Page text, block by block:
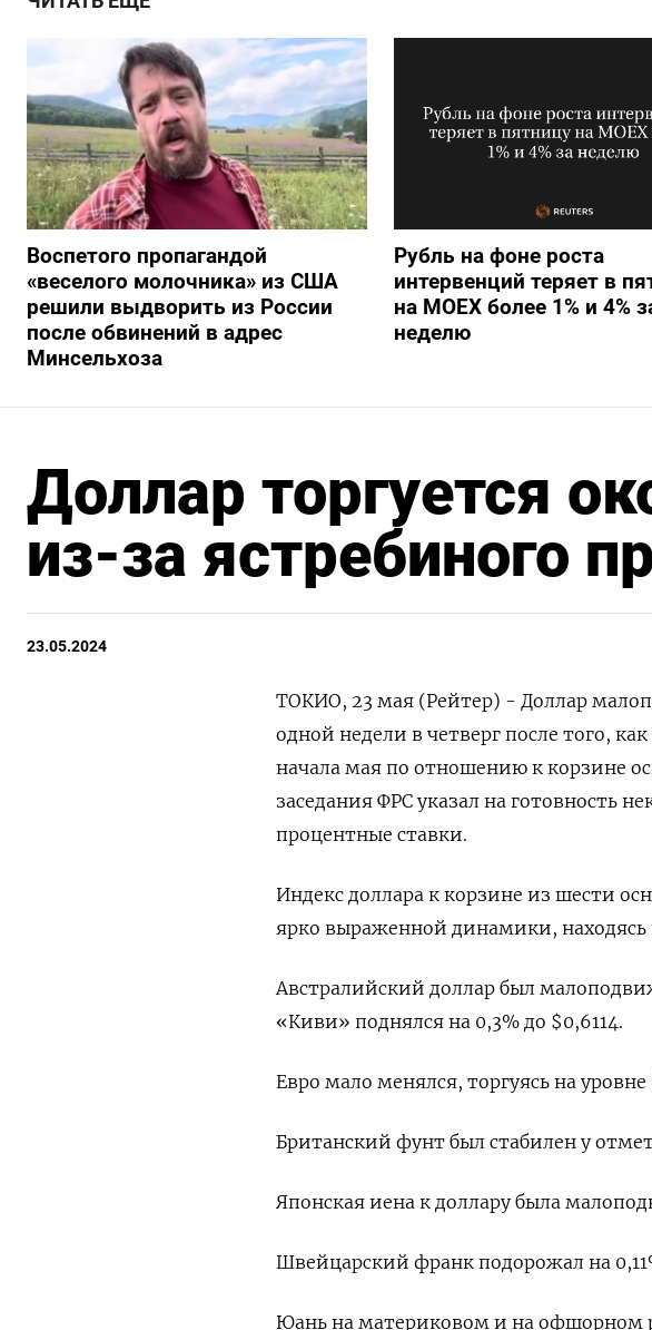
Воспетого пропагандой
«веселого молочника» из США
решили выдворить из России
после обвинений в адрес
Минсельхоза
Рубль на фоне роста
интервенций теряет в
на МОЕХ более 1% и 4%
неделю
Доллар торгуется
из-за ястребиного
23.05.2024
ТОКИО, 23 мая (Рейтер) - Доллар
одной недели в четверг после того,
начала мая по отношению к корзине
заседания ФРС указал на готовность
процентные ставки.
Индекс доллара к корзине из шести
ярко выраженной динамики, находясь
Австралийский доллар был
«Киви» поднялся на 0,3% до $0,6114​.
Евро мало менялся, торгуясь на уровне
Британский фунт был стабилен у
Японская иена к доллару была
Швейцарский франк подорожал на
Юань на материковом и на офшорном